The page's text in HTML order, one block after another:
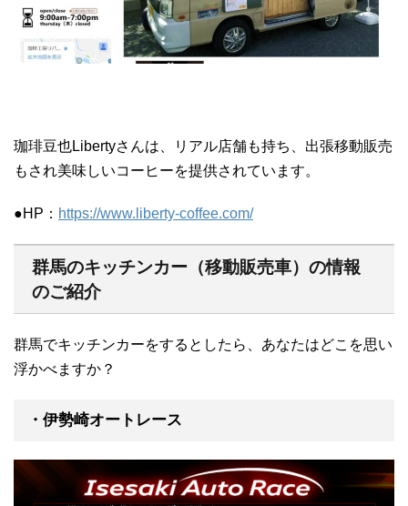
珈琲豆也Libertyさんは、リアル店舗も持ち、出張移動販売
もされ美味しいコーヒーを提供されています。
●HP： https://www.liberty-coffee.com/
群馬のキッチンカー（移動販売車）の情報
のご紹介
群馬でキッチンカーをするとしたら、あなたはどこを思い
浮かべますか？
・伊勢崎オートレース